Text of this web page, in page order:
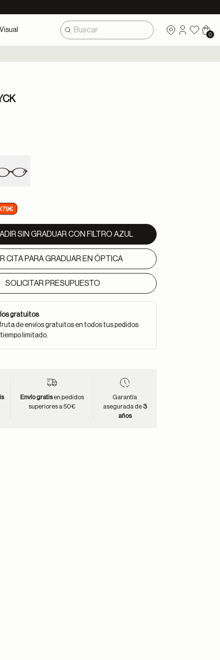
0
SIN GRADUAR CON FILTRO AZUL
CITA PARA GRADUAR EN ÓPTICA
SOLICITAR PRESUPUESTO
gratuitos
de envíos gratuitos en todos tus pedidos
limitado.
Envío gratisen pedidos
superiores a 50€
Garantía
asegurada de 3
años